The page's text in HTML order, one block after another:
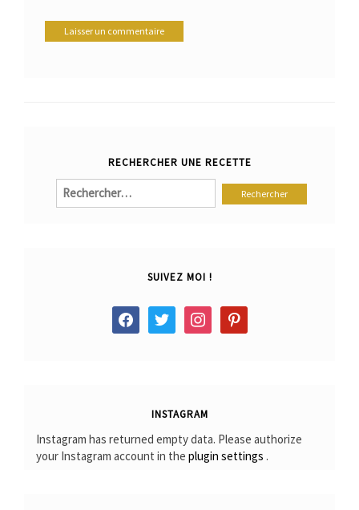
RECHERCHER UNE RECETTE
Rechercher :
SUIVEZ MOI !
facebook twitter instagram pinterest
INSTAGRAM
Instagram has returned empty data. Please authorize
your Instagram account in the plugin settings .